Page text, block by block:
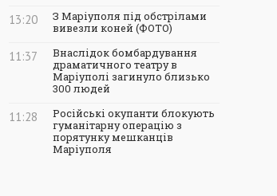
13:20
З Маріуполя під обстрілами
вивезли коней (ФОТО)
11:37
Внаслідок бомбардування
драматичного театру в
Маріуполі загинуло близько
300 людей
11:28
Російські окупанти блокують
гуманітарну операцію з
порятунку мешканців
Маріуполя